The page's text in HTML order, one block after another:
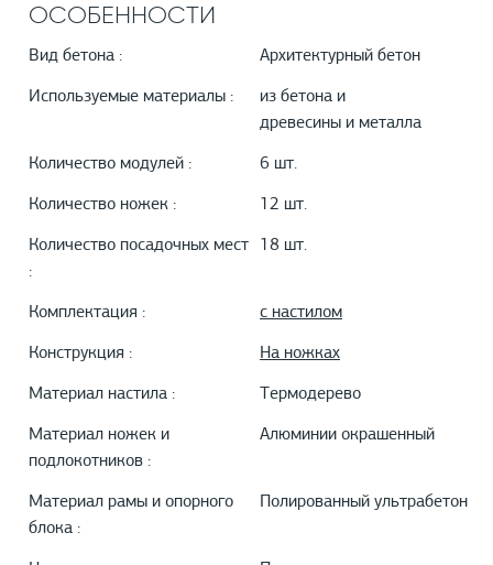
ОСОБЕННОСТИ
Вид бетона : Архитектурный бетон
Используемые материалы :
из бетона и
древесины и металла
Количество модулей : 6 шт.
Количество ножек : 12 шт.
Количество посадочных мест
:
18 шт.
Комплектация : с настилом
Конструкция : На ножках
Материал настила : Термодерево
Материал ножек и
подлокотников :
Алюминии окрашенный
Материал рамы и опорного
блока :
Полированный ультрабетон